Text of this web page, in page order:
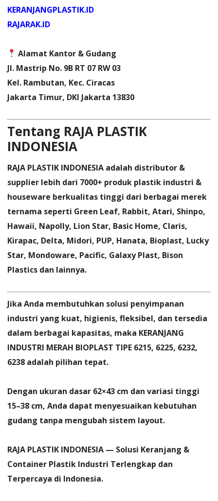
KERANJANGPLASTIK.ID
RAJARAK.ID
Alamat Kantor & Gudang
Jl. Mastrip No. 9B RT 07 RW 03
Kel. Rambutan, Kec. Ciracas
Jakarta Timur, DKI Jakarta 13830
Tentang RAJA PLASTIK
INDONESIA
RAJA PLASTIK INDONESIA adalah distributor &
supplier lebih dari 7000+ produk plastik industri &
houseware berkualitas tinggi dari berbagai merek
ternama seperti Green Leaf, Rabbit, Atari, Shinpo,
Hawaii, Napolly, Lion Star, Basic Home, Claris,
Kirapac, Delta, Midori, PUP, Hanata, Bioplast, Lucky
Star, Mondoware, Pacific, Galaxy Plast, Bison
Plastics dan lainnya.
Jika Anda membutuhkan solusi penyimpanan
industri yang kuat, higienis, fleksibel, dan tersedia
dalam berbagai kapasitas, maka KERANJANG
INDUSTRI MERAH BIOPLAST TIPE 6215, 6225, 6232,
6238 adalah pilihan tepat.
Dengan ukuran dasar 62×43 cm dan variasi tinggi
15–38 cm, Anda dapat menyesuaikan kebutuhan
gudang tanpa mengubah sistem layout.
RAJA PLASTIK INDONESIA — Solusi Keranjang &
Container Plastik Industri Terlengkap dan
Terpercaya di Indonesia.